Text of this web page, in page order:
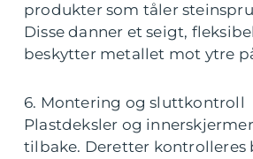
produkter som tåler
Disse danner et seigt,
beskytter metallet mot ytre
6. Montering og sluttkontroll
Plastdeksler og
tilbake. Deretter kontrolleres